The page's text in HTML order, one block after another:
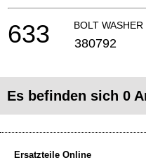
BOLT
633 380792
Es befinden sich 0
Ersatzteile Online